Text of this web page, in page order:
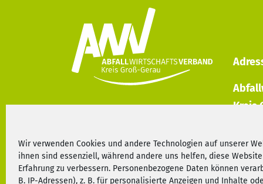
Wir verwenden Cookies und andere Technologien auf unserer
ihnen sind essenziell, während andere uns helfen, diese
Erfahrung zu verbessern. Personenbezogene Daten können
B. IP-Adressen), z. B. für personalisierte Anzeigen und Inhalte
Kreis